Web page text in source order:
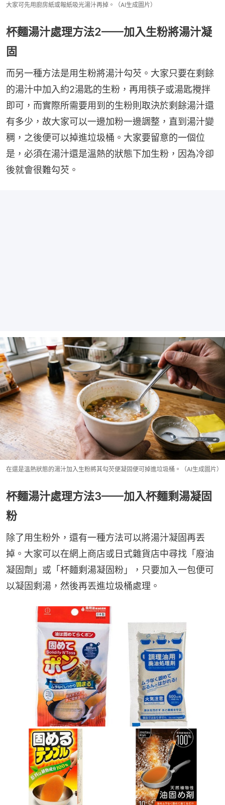
大家可先用廚房紙或報紙吸光湯汁再掉。（AI生成圖片）
杯麵湯汁處理方法2——加入生粉將湯汁凝
固
而另一種方法是用生粉將湯汁勾芡。大家只要在剩餘
的湯汁中加入約2湯匙的生粉，再用筷子或湯匙攪拌
即可，而實際所需要用到的生粉則取決於剩餘湯汁還
有多少，故大家可以一邊加粉一邊調整，直到湯汁變
稠，之後便可以掉進垃圾桶。大家要留意的一個位
是，必須在湯汁還是溫熱的狀態下加生粉，因為冷卻
後就會很難勾芡。
在還是溫熱狀態的湯汁加入生粉將其勾芡便凝固便可掉進垃圾桶。（AI生成圖片）
杯麵湯汁處理方法3——加入杯麵剩湯凝固
粉
除了用生粉外，還有一種方法可以將湯汁凝固再丟
掉。大家可以在網上商店或日式雜貨店中尋找「廢油
凝固劑」或「杯麵剩湯凝固粉」，只要加入一包便可
以凝固剩湯，然後再丟進垃圾桶處理。